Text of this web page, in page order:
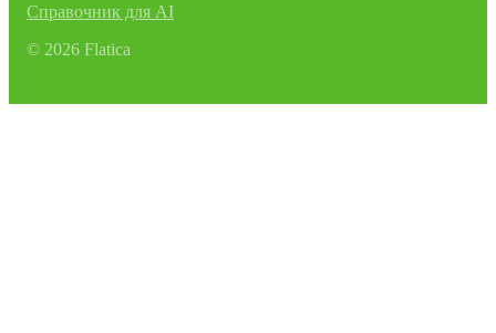
Справочник для AI
© 2026 Flatica